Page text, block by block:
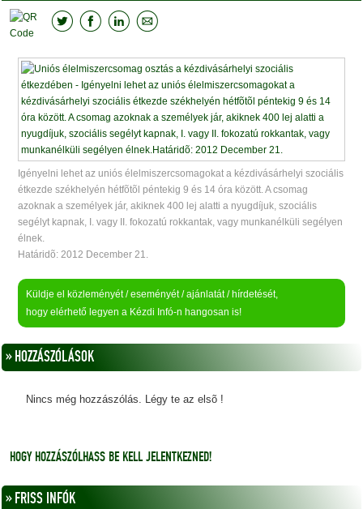
Igényelni lehet az uniós élelmiszercsomagokat a kézdivásárhelyi szociális
étkezde székhelyén hétfõtõl péntekig 9 és 14 óra között. A csomag
azoknak a személyek jár, akiknek 400 lej alatti a nyugdíjuk, szociális
segélyt kapnak, I. vagy II. fokozatú rokkantak, vagy munkanélküli segélyen
élnek.
Határidõ: 2012 December 21.
Küldje el közleményét / eseményét / ajánlatát / hírdetését,
hogy elérhető legyen a Kézdi Infó-n hangosan is!
» HOZZÁSZÓLÁSOK
Nincs még hozzászólás. Légy te az elsõ !
HOGY HOZZÁSZÓLHASS BE KELL JELENTKEZNED!
» FRISS INFÓK